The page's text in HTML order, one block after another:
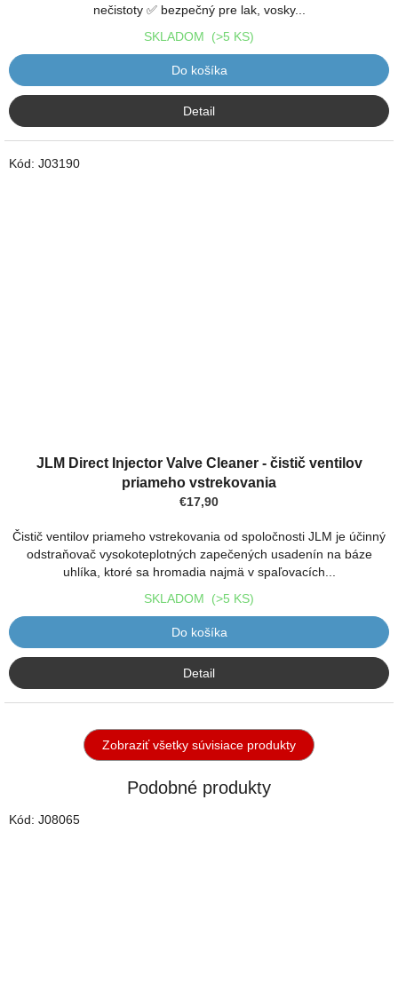
nečistoty ✅ bezpečný pre lak, vosky...
SKLADOM (>5 KS)
Do košíka
Detail
JLM Direct Injector Valve Cleaner - čistič ventilov
priameho vstrekovania
€17,90
Čistič ventilov priameho vstrekovania od spoločnosti JLM je účinný
odstraňovač vysokoteplotných zapečených usadenín na báze
uhlíka, ktoré sa hromadia najmä v spaľovacích...
SKLADOM (>5 KS)
Do košíka
Detail
Kód: J03190
Zobraziť všetky súvisiace produkty
Podobné produkty
Kód: J08065